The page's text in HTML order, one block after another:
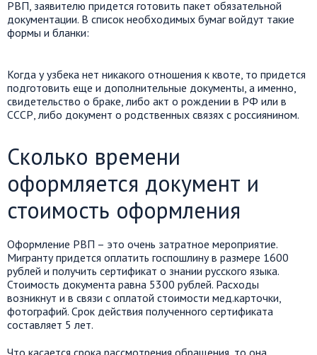
РВП, заявителю придется готовить пакет обязательной
документации. В список необходимых бумаг войдут такие
формы и бланки:
Когда у узбека нет никакого отношения к квоте, то придется
подготовить еще и дополнительные документы, а именно,
свидетельство о браке, либо акт о рождении в РФ или в
СССР, либо документ о родственных связях с россиянином.
Сколько времени
оформляется документ и
стоимость оформления
Оформление РВП – это очень затратное мероприятие.
Мигранту придется оплатить госпошлину в размере 1600
рублей и получить сертификат о знании русского языка.
Стоимость документа равна 5300 рублей. Расходы
возникнут и в связи с оплатой стоимости мед.карточки,
фотографий. Срок действия полученного сертификата
составляет 5 лет.
Что касается срока рассмотрения обращения, то она